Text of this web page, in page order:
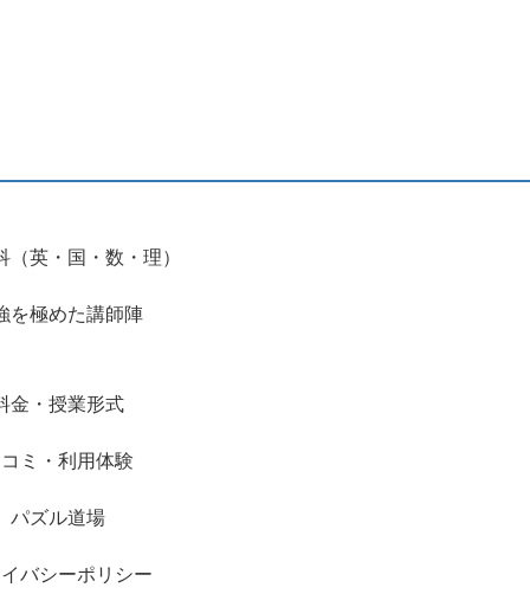
（英・国・数・理）
を極めた講師陣
金・授業形式
ミ・利用体験
パズル道場
バシーポリシー